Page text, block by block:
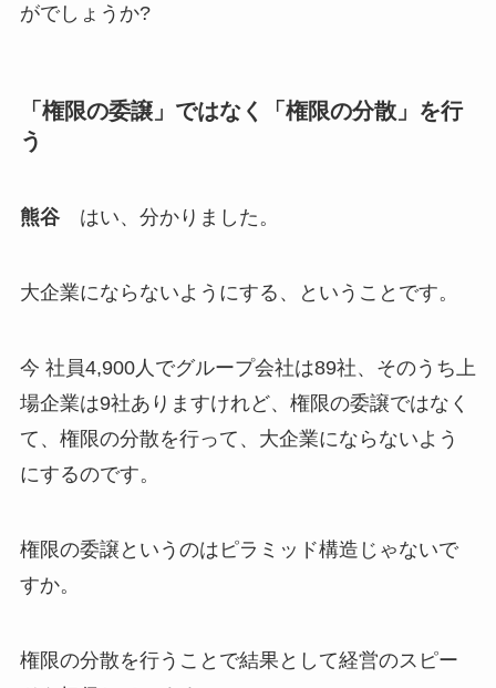
がでしょうか?
「権限の委譲」ではなく「権限の分散」を行
う
熊谷はい、分かりました。
大企業にならないようにする、ということです。
今 社員4,900人でグループ会社は89社、そのうち上
場企業は9社ありますけれど、権限の委譲ではなく
て、権限の分散を行って、大企業にならないよう
にするのです。
権限の委譲というのはピラミッド構造じゃないで
すか。
権限の分散を行うことで結果として経営のスピー